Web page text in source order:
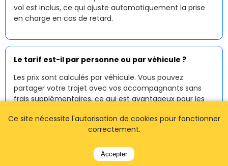
vol est inclus, ce qui ajuste automatiquement la prise
en charge en cas de retard.
Le tarif est-il par personne ou par véhicule ?
Les prix sont calculés par véhicule. Vous pouvez
partager votre trajet avec vos accompagnants sans
frais supplémentaires, ce qui est avantageux pour les
Fonctionnez-vous la nuit et tôt le matin ?
Ce site nécessite l'autorisation de cookies pour fonctionner
correctement.
Accepter